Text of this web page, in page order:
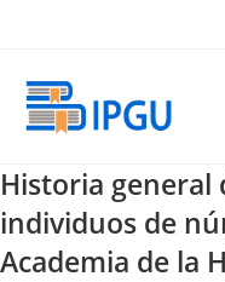
Historia general
individuos de
Academia de la